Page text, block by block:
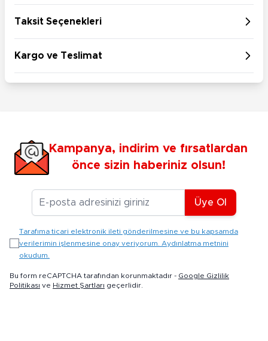
Taksit Seçenekleri
Kargo ve Teslimat
Kampanya, indirim ve fırsatlardan
önce sizin haberiniz olsun!
E-posta Adresiniz
Üye Ol
Tarafıma ticari elektronik ileti gönderilmesine ve bu kapsamda
verilerimin işlenmesine onay veriyorum. Aydınlatma metnini
okudum.
Bu form reCAPTCHA tarafından korunmaktadır - Google Gizlilik
Politikası ve Hizmet Şartları geçerlidir.